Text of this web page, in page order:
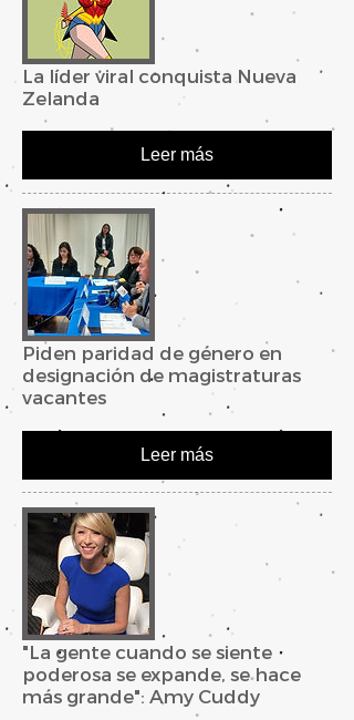
La líder viral conquista Nueva
Zelanda
Leer más
Piden paridad de género en
designación de magistraturas
vacantes
Leer más
"La gente cuando se siente
poderosa se expande, se hace
más grande": Amy Cuddy